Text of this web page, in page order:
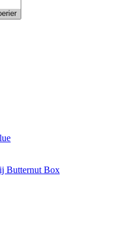
Butternut Box